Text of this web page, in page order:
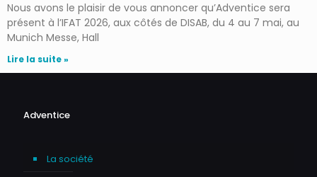
Nous avons le plaisir de vous annoncer qu’Adventice sera
présent à l’IFAT 2026, aux côtés de DISAB, du 4 au 7 mai, au
Munich Messe, Hall
Lire la suite »
Adventice
La société